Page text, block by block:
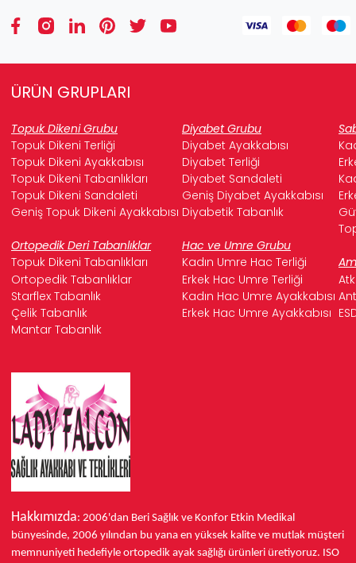
ÜRÜN GRUPLARI
Topuk Dikeni Grubu Diyabet Grubu
Topuk Dikeni Terliği
Diyabet Ayakkabısı
Topuk Dikeni Ayakkabısı
Diyabet Terliği
Topuk Dikeni Tabanlıkları
Diyabet Sandaleti
Topuk Dikeni Sandaleti
Geniş Diyabet Ayakkabısı
Geniş Topuk Dikeni Ayakkabısı Diyabetik Tabanlık
Ortopedik Deri Tabanlıklar
Hac ve Umre Grubu
Topuk Dikeni Tabanlıkları
Kadın Umre Hac Terliği
Ortopedik Tabanlıklar
Erkek Hac Umre Terliği
Starflex Tabanlık
Kadın Hac Umre Ayakkabısı
Çelik Tabanlık
Erkek Hac Umre Ayakkabısı
Mantar Tabanlık
Hakkımızda: 2006'dan Beri Sağlık ve Konfor Etkin Medikal
bünyesinde, 2006 yılından bu yana en yüksek kalite ve mutlak müşteri
memnuniyeti hedefiyle ortopedik ayak sağlığı ürünleri üretiyoruz. ISO